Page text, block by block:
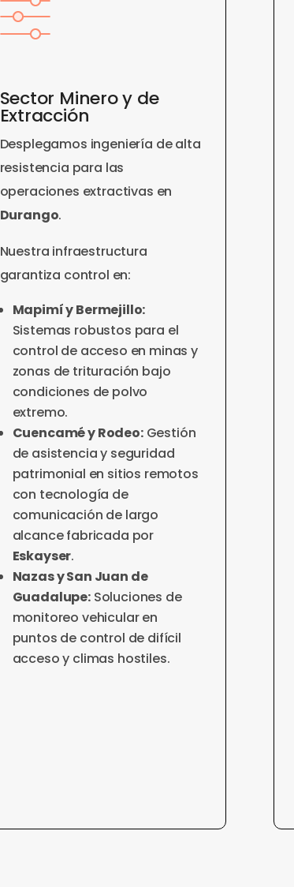
Sector Minero y de
Extracción
Desplegamos ingeniería de alta
resistencia para las
operaciones extractivas en
Durango.
Nuestra infraestructura
garantiza control en:
Mapimí y Bermejillo:
Sistemas robustos para el
control de acceso en minas y
zonas de trituración bajo
condiciones de polvo
extremo.
Cuencamé y Rodeo:Gestión
de asistencia y seguridad
patrimonial en sitios remotos
con tecnología de
comunicación de largo
alcance fabricada por
Eskayser.
Nazas y San Juan de
Guadalupe:Soluciones de
monitoreo vehicular en
puntos de control de difícil
acceso y climas hostiles.